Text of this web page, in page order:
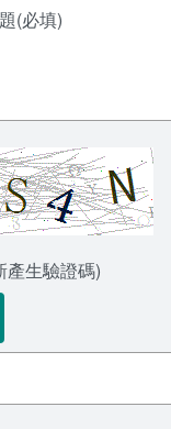
產生驗證碼)